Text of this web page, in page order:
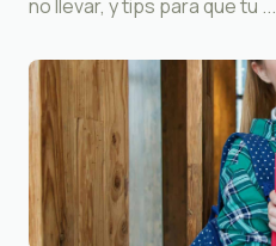
no llevar, y tips para que tu ...